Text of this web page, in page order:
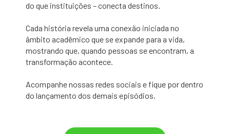
do que instituições – conecta destinos.
Cada história revela uma conexão iniciada no
âmbito acadêmico que se expande para a vida,
mostrando que, quando pessoas se encontram, a
transformação acontece.
Acompanhe nossas redes sociais e fique por dentro
do lançamento dos demais episódios.